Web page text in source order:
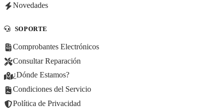
Novedades
SOPORTE
Comprobantes Electrónicos
Consultar Reparación
¿Dónde Estamos?
Condiciones del Servicio
Política de Privacidad